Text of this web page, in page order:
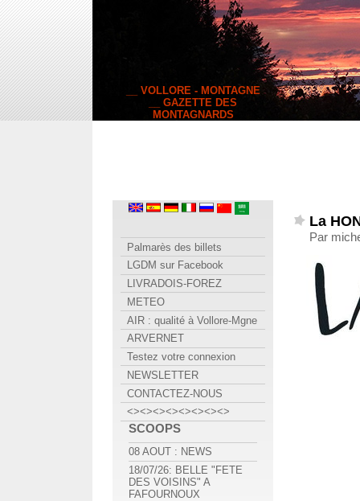
__ VOLLORE - MONTAGNE
__ GAZETTE DES
MONTAGNARDS
La
Par
Palmarès des billets
LGDM sur Facebook
LIVRADOIS-FOREZ
METEO
AIR : qualité à Vollore-Mgne
ARVERNET
Testez votre connexion
NEWSLETTER
CONTACTEZ-NOUS
<><><><><><><><>
SCOOPS
08 AOUT : NEWS
18/07/26: BELLE "FETE
DES VOISINS" A
FAFOURNOUX